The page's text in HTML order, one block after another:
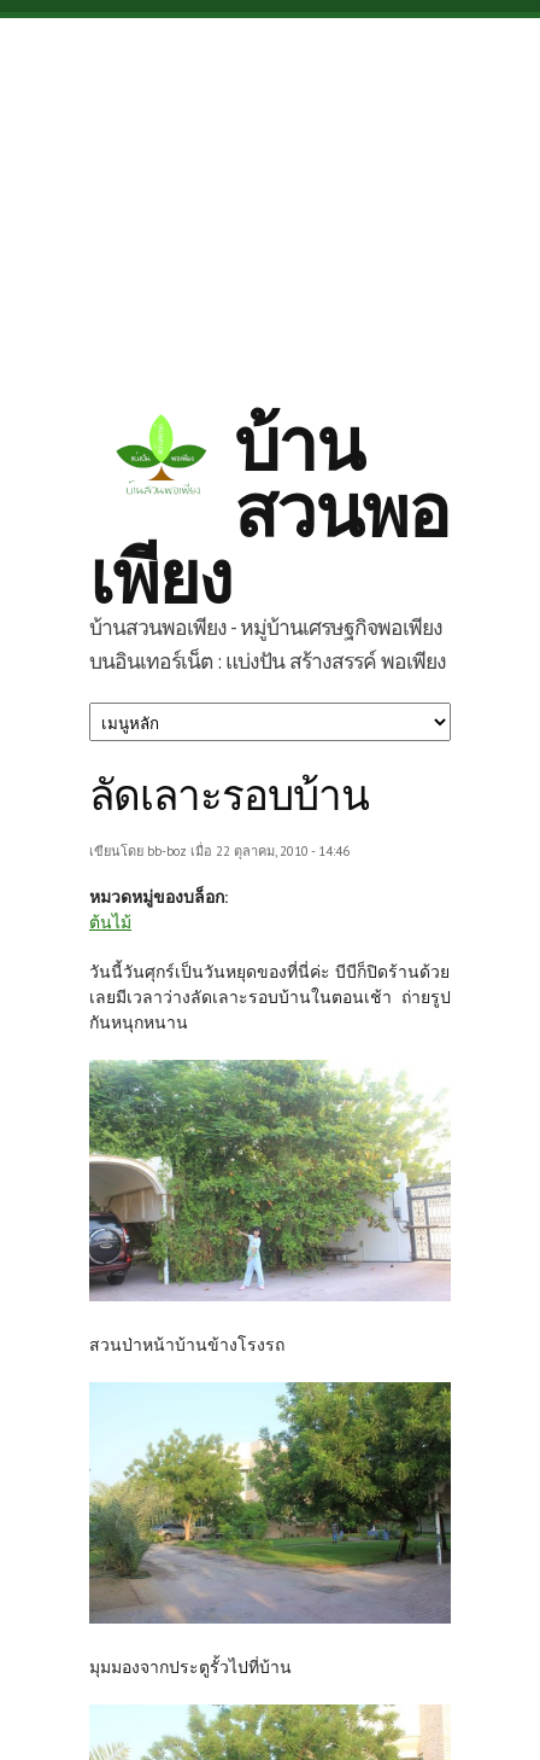
Skip to main content
บ้าน
สวนพอ
เพียง
บ้านสวนพอเพียง - หมู่บ้านเศรษฐกิจพอเพียง
บนอินเทอร์เน็ต : แบ่งปัน สร้างสรรค์ พอเพียง
ลัดเลาะรอบบ้าน
เขียนโดย bb-boz เมื่อ 22 ตุลาคม, 2010 - 14:46
หมวดหมู่ของบล็อก:
ต้นไม้
วันนี้วันศุกร์เป็นวันหยุดของที่นี่ค่ะ บีบีก็ปิดร้านด้วย
เลยมีเวลาว่างลัดเลาะรอบบ้านในตอนเช้า ถ่ายรูป
กันหนุกหนาน
สวนป่าหน้าบ้านข้างโรงรถ
มุมมองจากประตูรั้วไปที่บ้าน